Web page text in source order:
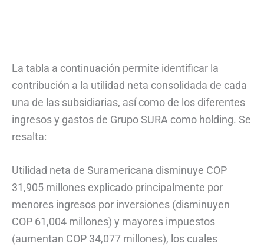
La tabla a continuación permite identificar la
contribución a la utilidad neta consolidada de cada
una de las subsidiarias, así como de los diferentes
ingresos y gastos de Grupo SURA como holding. Se
resalta:
Utilidad neta de Suramericana disminuye COP
31,905 millones explicado principalmente por
menores ingresos por inversiones (disminuyen
COP 61,004 millones) y mayores impuestos
(aumentan COP 34,077 millones), los cuales